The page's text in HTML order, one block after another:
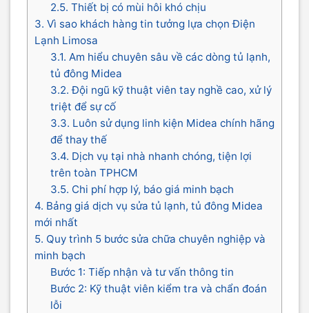
2.5. Thiết bị có mùi hôi khó chịu
3. Vì sao khách hàng tin tưởng lựa chọn Điện
Lạnh Limosa
3.1. Am hiểu chuyên sâu về các dòng tủ lạnh,
tủ đông Midea
3.2. Đội ngũ kỹ thuật viên tay nghề cao, xử lý
triệt để sự cố
3.3. Luôn sử dụng linh kiện Midea chính hãng
để thay thế
3.4. Dịch vụ tại nhà nhanh chóng, tiện lợi
trên toàn TPHCM
3.5. Chi phí hợp lý, báo giá minh bạch
4. Bảng giá dịch vụ sửa tủ lạnh, tủ đông Midea
mới nhất
5. Quy trình 5 bước sửa chữa chuyên nghiệp và
minh bạch
Bước 1: Tiếp nhận và tư vấn thông tin
Bước 2: Kỹ thuật viên kiểm tra và chẩn đoán
lỗi